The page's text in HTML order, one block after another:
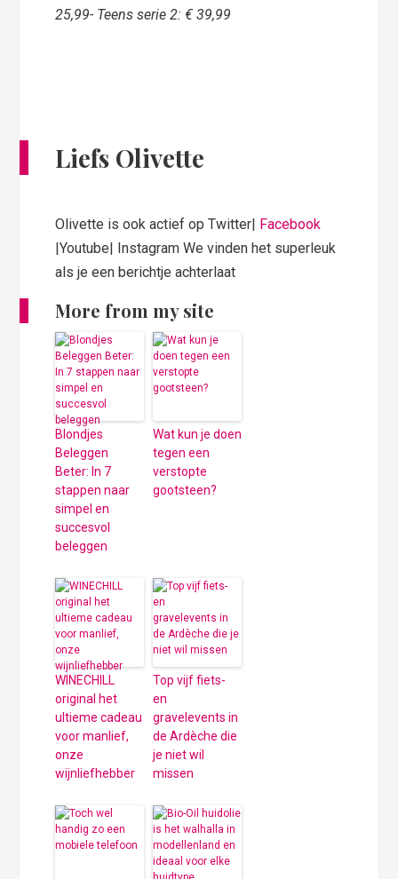
25,99- Teens serie 2: € 39,99
Liefs Olivette
Olivette is ook actief op Twitter| Facebook
|Youtube| Instagram We vinden het superleuk
als je een berichtje achterlaat
More from my site
Blondjes
Beleggen
Beter: In 7
stappen naar
simpel en
succesvol
beleggen
Wat kun je doen
tegen een
verstopte
gootsteen?
WINECHILL
original het
ultieme cadeau
voor manlief,
onze
wijnliefhebber
Top vijf fiets-
en
gravelevents in
de Ardèche die
je niet wil
missen